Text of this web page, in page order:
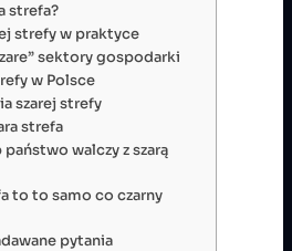
strefa?
strefy w praktyce
sektory gospodarki
w Polsce
szarej strefy
strefa
walczy z szarą
to to samo co czarny
pytania